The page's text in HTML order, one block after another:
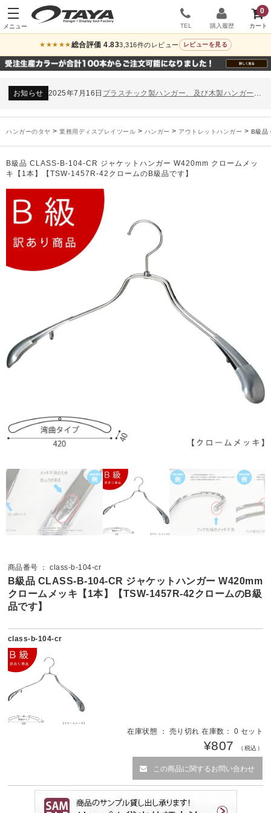
0
TEL 購入履歴
★★★★★総合評価 4.833,316件のレビュー レビューを見る
お知らせ 2024年12月12日年末年始休業のお知らせ
お知らせ
2026年3月7日
スチール製ハンガー、およびディスプレイスタンド価格改定のお知らせ
お知らせ
2025年3月14日 木製ハンガーNシリーズ価格改定のお知らせ
お知らせ
2025年3月14日木製ハンガーNシリーズ価格改定のお知らせ
未分類 2024年12月19日
お知らせ
2024年12月12日
ハンガーのタヤ > 業務用ディスプレイツール > ハンガー > アウトレットハンガー > B級品
B級品 CLASS-B-104-CR ジャケットハンガー W420mm クロームメッ
キ【1本】【TSW-1457R-42クロームのB級品です】
商品番号 ： class-b-104-cr
B級品 CLASS-B-104-CR ジャケットハンガー W420mm
クロームメッキ【1本】【TSW-1457R-42クロームのB級
品です】
class-b-104-cr
在庫状態 ： 売り切れ 在庫数： 0 セット
¥807 （税込）
この商品に関するお問い合わせ